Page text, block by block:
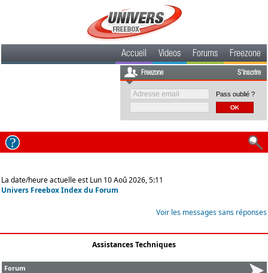
Accueil Videos Forums Freezone
Freezone S'inscrire
Pass oublié ?
La date/heure actuelle est Lun 10 Aoû 2026, 5:11
Univers Freebox Index du Forum
Voir les messages sans réponses
Assistances Techniques
Forum